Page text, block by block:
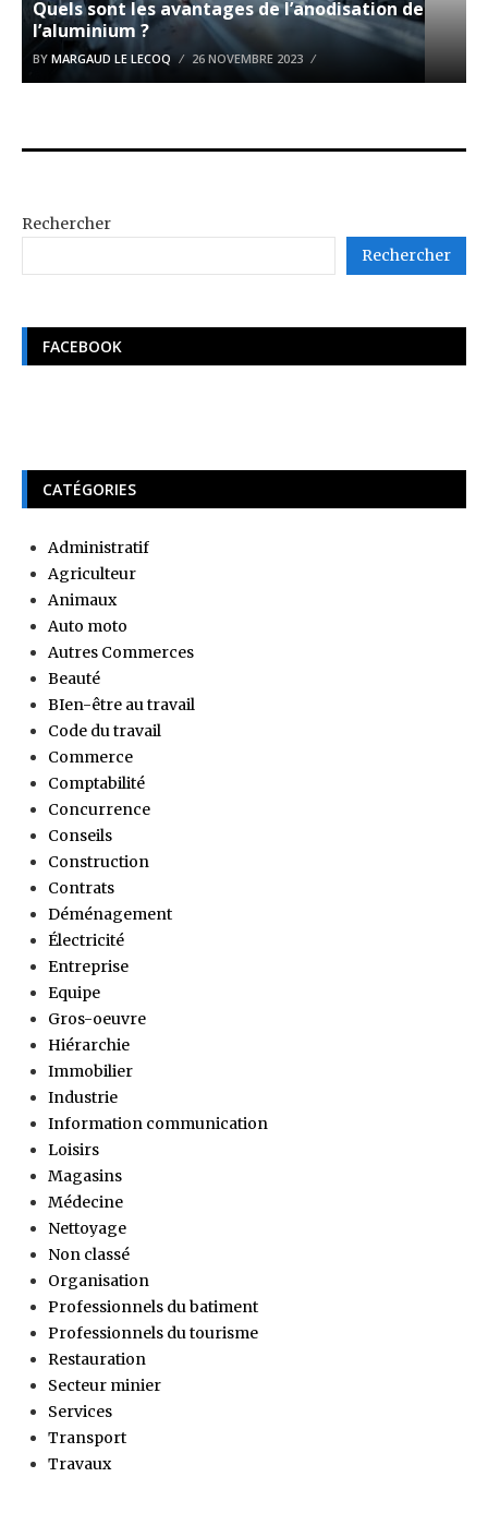
Quels sont les avantages de l’anodisation de
l’aluminium ?
BY MARGAUD LE LECOQ 26 NOVEMBRE 2023
Rechercher
Rechercher
FACEBOOK
CATÉGORIES
Administratif
Agriculteur
Animaux
Auto moto
Autres Commerces
Beauté
BIen-être au travail
Code du travail
Commerce
Comptabilité
Concurrence
Conseils
Construction
Contrats
Déménagement
Électricité
Entreprise
Equipe
Gros-oeuvre
Hiérarchie
Immobilier
Industrie
Information communication
Loisirs
Magasins
Médecine
Nettoyage
Non classé
Organisation
Professionnels du batiment
Professionnels du tourisme
Restauration
Secteur minier
Services
Transport
Travaux